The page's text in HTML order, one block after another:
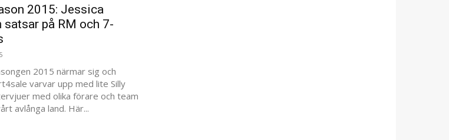
2015: Jessica
satsar på RM och 7-
2015 närmar sig och
varvar upp med lite Silly
med olika förare och team
avlånga land. Här...